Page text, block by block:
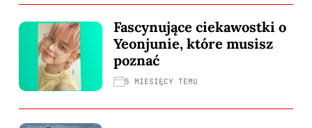
Fascynujące ciekawostki o
Yeonjunie, które musisz
poznać
5 MIESIĘCY TEMU